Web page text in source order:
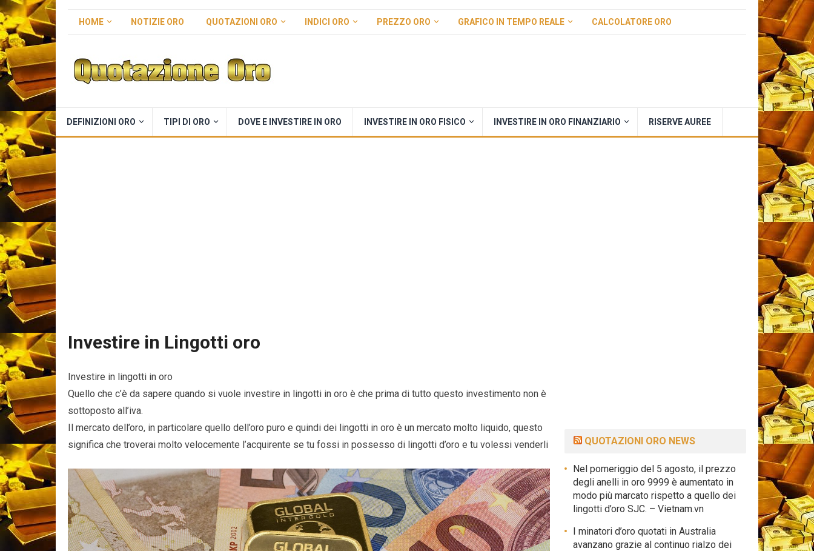
HOME NOTIZIE ORO QUOTAZIONI ORO INDICI ORO PREZZO ORO GRAFICO IN TEMPO REALE CALCOLATORE ORO
DEFINIZIONI ORO TIPI DI ORO DOVE E INVESTIRE IN ORO INVESTIRE IN ORO FISICO INVESTIRE IN ORO FINANZIARIO RISERVE AUREE
Investire in Lingotti oro
Investire in lingotti in oro
Quello che c’è da sapere quando si vuole investire in lingotti in oro è che prima di tutto questo investimento non è
sottoposto all’iva.
Il mercato dell’oro, in particolare quello dell’oro puro e quindi dei lingotti in oro è un mercato molto liquido, questo
significa che troverai molto velocemente l’acquirente se tu fossi in possesso di lingotti d’oro e tu volessi venderli
QUOTAZIONI ORO NEWS
Nel pomeriggio del 5 agosto, il prezzo
degli anelli in oro 9999 è aumentato in
modo più marcato rispetto a quello dei
lingotti d’oro SJC. – Vietnam.vn
I minatori d’oro quotati in Australia
avanzano grazie al continuo rialzo dei